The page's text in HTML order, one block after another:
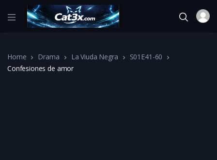
Home Drama La Viuda Negra
S01E41-60
Confesiones de amor